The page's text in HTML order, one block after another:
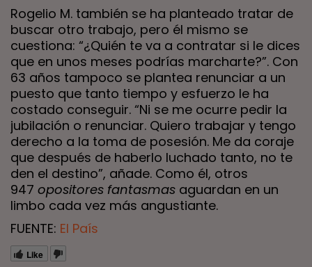
Rogelio M. también se ha planteado tratar de
buscar otro trabajo, pero él mismo se
cuestiona: “¿Quién te va a contratar si le dices
que en unos meses podrías marcharte?”. Con
63 años tampoco se plantea renunciar a un
puesto que tanto tiempo y esfuerzo le ha
costado conseguir. “Ni se me ocurre pedir la
jubilación o renunciar. Quiero trabajar y tengo
derecho a la toma de posesión. Me da coraje
que después de haberlo luchado tanto, no te
den el destino”, añade. Como él, otros
947 opositores fantasmas aguardan en un
limbo cada vez más angustiante.
FUENTE: El País
Like